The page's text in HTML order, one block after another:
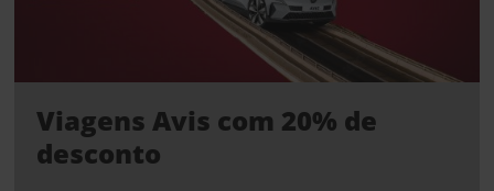
Viagens Avis com 20% de
desconto